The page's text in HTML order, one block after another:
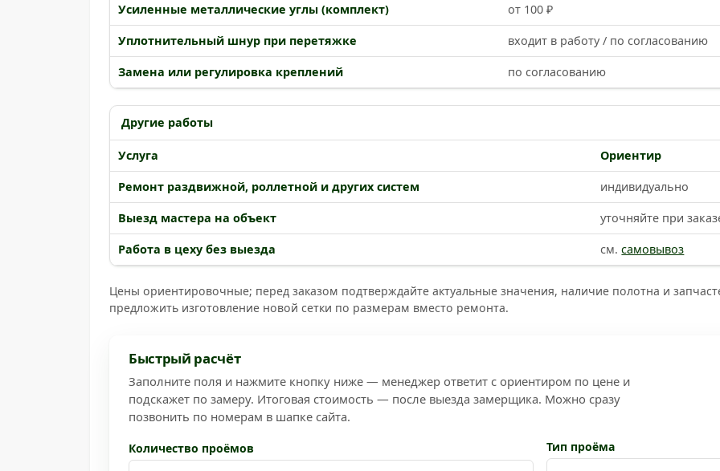
Усиленные металлические углы (комплект) от 100 ₽
Уплотнительный шнур при перетяжке входит в работу / по согласованию
Замена или регулировка креплений по согласованию
Другие работы
Услуга Ориентир
Ремонт раздвижной, роллетной и других систем индивидуально
Выезд мастера на объект уточняйте при
Работа в цеху без выезда см.самовывоз
Цены ориентировочные; перед заказом подтверждайте актуальные значения, наличие полотна и
предложить изготовление новой сетки по размерам вместо ремонта.
Быстрый расчёт
Заполните поля и нажмите кнопку ниже — менеджер ответит с ориентиром по цене и
подскажет по замеру. Итоговая стоимость — после выезда замерщика. Можно сразу
позвонить по номерам в шапке сайта.
Количество проёмов Тип проёма